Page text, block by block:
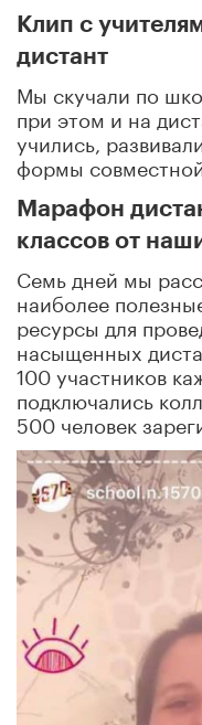
Клип с
дистант
Мы скучали по
при этом и на
учились,
формы совместной
Марафон
классов от
Семь дней мы
наиболее
ресурсы для
насыщенных
100 участников
подключались
500 человек